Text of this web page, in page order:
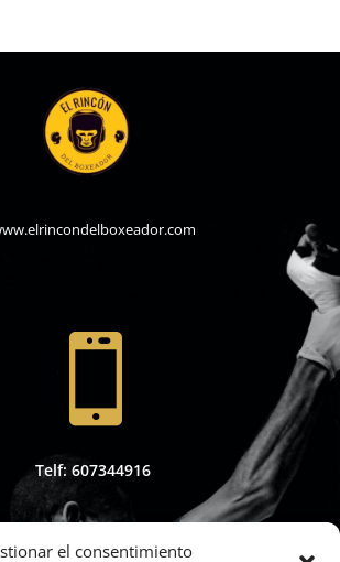
el consentimiento

Telf: 607344916